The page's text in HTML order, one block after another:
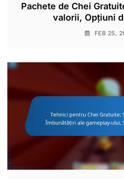
Pachete de Chei
valorii, Opțiuni
FEB 25,